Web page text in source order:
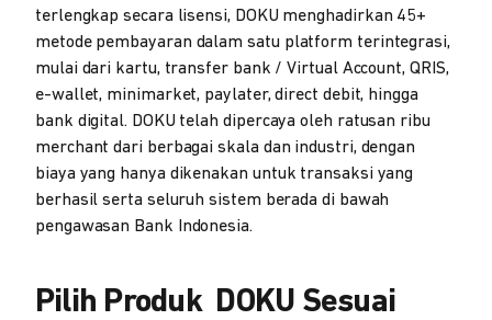
terlengkap secara lisensi, DOKU menghadirkan 45+
metode pembayaran dalam satu platform terintegrasi,
mulai dari kartu, transfer bank / Virtual Account, QRIS,
e-wallet, minimarket, paylater, direct debit, hingga
bank digital. DOKU telah dipercaya oleh ratusan ribu
merchant dari berbagai skala dan industri, dengan
biaya yang hanya dikenakan untuk transaksi yang
berhasil serta seluruh sistem berada di bawah
pengawasan Bank Indonesia.
Pilih Produk DOKU Sesuai